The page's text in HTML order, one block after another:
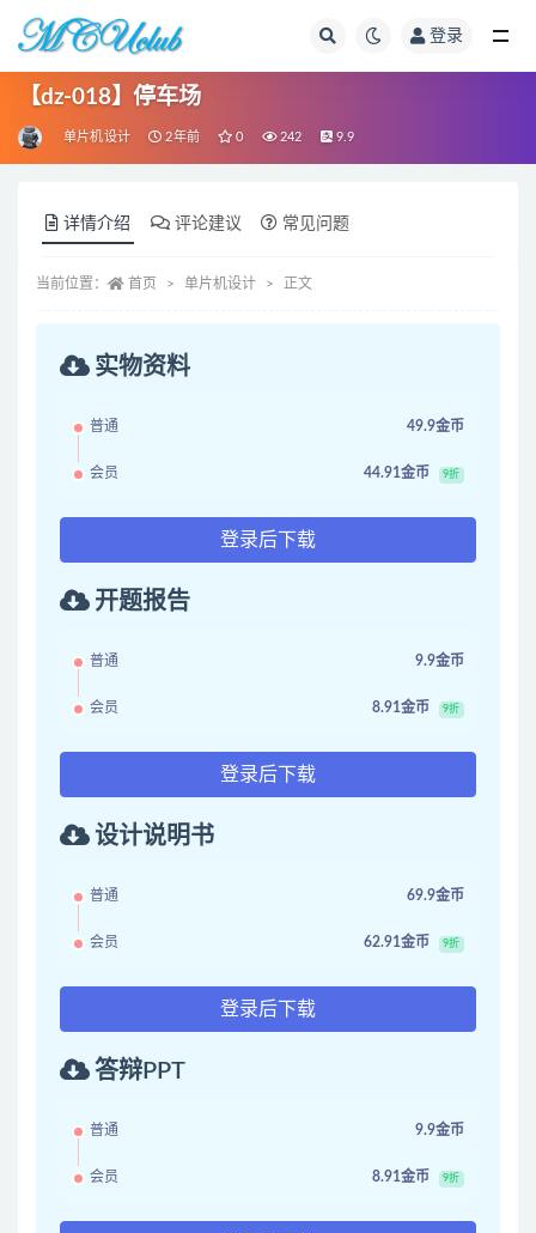
登录
【dz-018】停车场
单片机设计 2年前 0 242 9.9
详情介绍 评论建议 常见问题
当前位置： 首页 单片机设计 正文
实物资料
普通 49.9金币
会员 44.91金币 9折
登录后下载
开题报告
普通 9.9金币
会员 8.91金币 9折
登录后下载
设计说明书
普通 69.9金币
会员 62.91金币 9折
登录后下载
答辩PPT
普通 9.9金币
会员 8.91金币 9折